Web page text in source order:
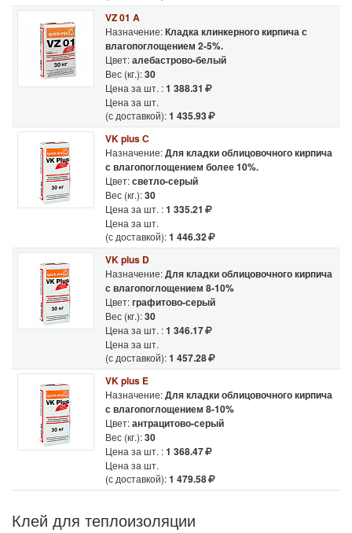
VZ 01 A
Назначение:Кладка клинкерного кирпича с
влагопоглощением 2-5%.
Цвет:алебастрово-белый
Вес (кг.):30
Цена за шт. :1 388.31
Цена за шт.
(с доставкой):1 435.93
VK plus С
Назначение:Для кладки облицовочного кирпича
с влагопоглощением более 10%.
Цвет:светло-серый
Вес (кг.):30
Цена за шт. :1 335.21
Цена за шт.
(с доставкой):1 446.32
VK plus D
Назначение:Для кладки облицовочного кирпича
с влагопоглощением 8-10%
Цвет:графитово-серый
Вес (кг.):30
Цена за шт. :1 346.17
Цена за шт.
(с доставкой):1 457.28
VK plus E
Назначение:Для кладки облицовочного кирпича
с влагопоглощением 8-10%
Цвет:антрацитово-серый
Вес (кг.):30
Цена за шт. :1 368.47
Цена за шт.
(с доставкой):1 479.58
Клей для теплоизоляции